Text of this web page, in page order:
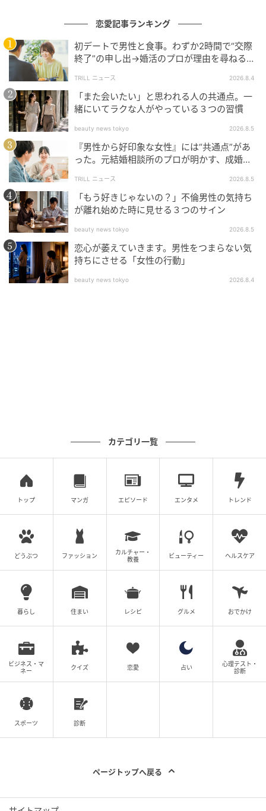
恋愛記事ランキング
初デートで男性と食事。わずか2時間で“交際
終了”の申し出→婚活のプロが理由を尋ねる
TRILL ニュース 2026.8.4
「また会いたい」と思われる人の共通点。一
緒にいてラクな人がやっている３つの習慣
beauty news tokyo 2026.8.5
『男性から好印象な女性』には“共通点”があ
った。元結婚相談所のプロが明かす、成婚し
TRILL ニュース 2026.8.5
「もう好きじゃないの？」不倫男性の気持ち
が離れ始めた時に見せる３つのサイン
beauty news tokyo 2026.8.5
恋心が萎えていきます。男性をつまらない気
持ちにさせる「女性の行動」
beauty news tokyo 2026.8.4
カテゴリ一覧
トップ マンガ エピソード エンタメ トレンド
どうぶつ ファッション
カルチャー・
教養
ビューティー ヘルスケア
暮らし 住まい レシピ グルメ おでかけ
ビジネス・マ
ネー
クイズ 恋愛 占い
心理テスト・
診断
スポーツ 診断
ページトップへ戻る